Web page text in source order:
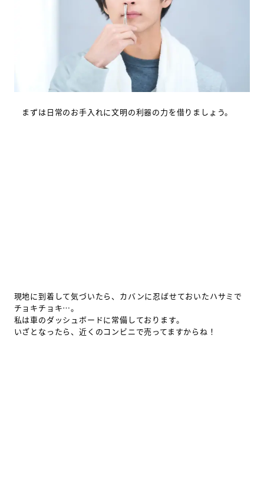
まずは日常のお手入れに文明の利器の力を借りましょう。
現地に到着して気づいたら、カバンに忍ばせておいたハサミで
チョキチョキ…。
私は車のダッシュボードに常備しております。
いざとなったら、近くのコンビニで売ってますからね！